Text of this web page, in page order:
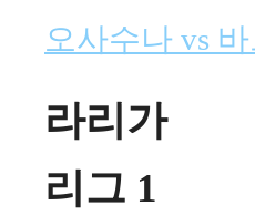
오사수나 vs
라리가
리그 1